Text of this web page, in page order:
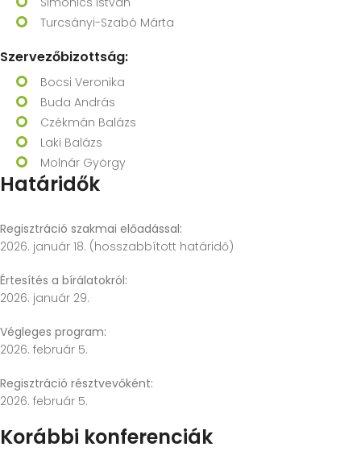
Turcsányi-Szabó Márta
Szervezőbizottság:
Bocsi Veronika
Buda András
Czékmán Balázs
Laki Balázs
Molnár György
Határidők
Regisztráció szakmai előadással:
2026. január 18. (hosszabbított határidő)
Értesítés a bírálatokról:
2026. január 29.
Végleges program:
2026. február 5.
Regisztráció résztvevőként:
2026. február 5.
Korábbi konferenciák